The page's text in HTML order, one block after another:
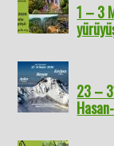
1 – 3
23 –